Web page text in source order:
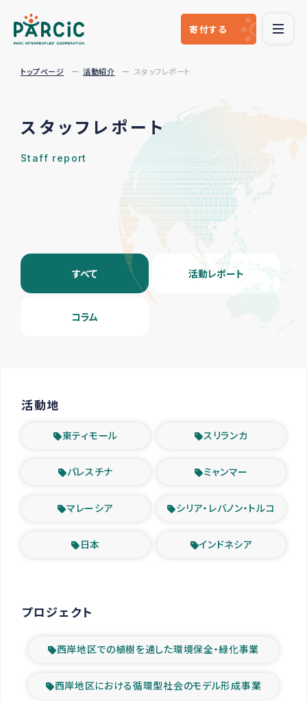
寄付する
トップページ 活動紹介 スタッフレポート
スタッフレポート
Staff report
すべて 活動レポート
コラム
活動地
東ティモール スリランカ
パレスチナ ミャンマー
マレーシア シリア・レバノン・トルコ
日本 インドネシア
プロジェクト
西岸地区での植樹を通した環境保全・緑化事業
西岸地区における循環型社会のモデル形成事業